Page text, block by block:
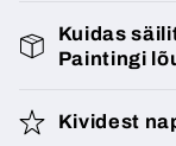
Kuidas
Paintingi
Kividest